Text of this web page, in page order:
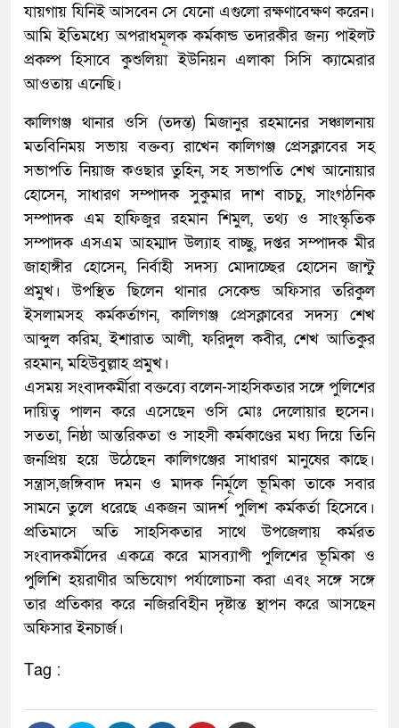
যায়গায় যিনিই আসবেন সে যেনো এগুলো রক্ষণাবেক্ষণ করেন।
আমি ইতিমধ্যে অপরাধমূলক কর্মকান্ড তদারকীর জন্য পাইলট
প্রকল্প হিসাবে কুশুলিয়া ইউনিয়ন এলাকা সিসি ক্যামেরার
আওতায় এনেছি।
কালিগঞ্জ থানার ওসি (তদন্ত) মিজানুর রহমানের সঞ্চালনায়
মতবিনিময় সভায় বক্তব্য রাখেন কালিগঞ্জ প্রেসক্লাবের সহ
সভাপতি নিয়াজ কওছার তুহিন, সহ সভাপতি শেখ আনোয়ার
হোসেন, সাধারণ সম্পাদক সুকুমার দাশ বাচচু, সাংগঠনিক
সম্পাদক এম হাফিজুর রহমান শিমুল, তথ্য ও সাংস্কৃতিক
সম্পাদক এসএম আহম্মাদ উল্যাহ বাচ্ছু, দপ্তর সম্পাদক মীর
জাহাঙ্গীর হোসেন, নির্বাহী সদস্য মোদাচ্ছের হোসেন জান্টু
প্রমুখ। উপস্থিত ছিলেন থানার সেকেন্ড অফিসার তরিকুল
ইসলামসহ কর্মকর্তাগন, কালিগঞ্জ প্রেসক্লাবের সদস্য শেখ
আব্দুল করিম, ইশারাত আলী, ফরিদুল কবীর, শেখ আতিকুর
রহমান, মহিউবুল্লাহ প্রমুখ।
এসময় সংবাদকর্মীরা বক্তব্যে বলেন-সাহসিকতার সঙ্গে পুলিশের
দায়িত্ব পালন করে এসেছেন ওসি মোঃ দেলোয়ার হুসেন।
সততা, নিষ্ঠা আন্তরিকতা ও সাহসী কর্মকাণ্ডের মধ্য দিয়ে তিনি
জনপ্রিয় হয়ে উঠেছেন কালিগঞ্জের সাধারণ মানুষের কাছে।
সন্ত্রাস,জঙ্গিবাদ দমন ও মাদক নির্মূলে ভূমিকা তাকে সবার
সামনে তুলে ধরেছে একজন আদর্শ পুলিশ কর্মকর্তা হিসেবে।
প্রতিমাসে অতি সাহসিকতার সাথে উপজেলায় কর্মরত
সংবাদকর্মীদের একত্রে করে মাসব্যাপী পুলিশের ভূমিকা ও
পুলিশি হয়রাণীর অভিযোগ পর্যালোচনা করা এবং সঙ্গে সঙ্গে
তার প্রতিকার করে নজিরবিহীন দৃষ্টান্ত স্থাপন করে আসছেন
অফিসার ইনচার্জ।
Tag :